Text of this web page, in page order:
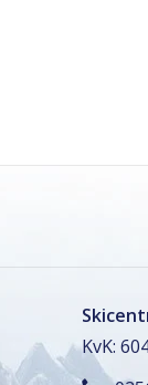
KvK: